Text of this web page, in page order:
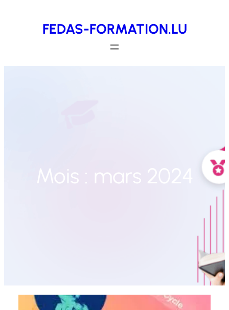
FEDAS-FORMATION.LU
Mois : mars 2024